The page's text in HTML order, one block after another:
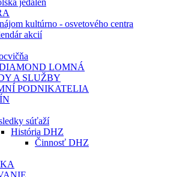
jedáleň
kultúrno - osvetového centra
akcií
LOMNÁ
A SLUŽBY
PODNIKATELIA
súťaží
História DHZ
Činnosť DHZ